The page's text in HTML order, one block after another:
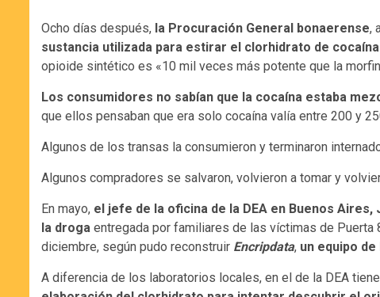
Ocho días después, la Procuración General bonaerense,
sustancia utilizada para estirar el clorhidrato de
opioide sintético es «10 mil veces más potente que la
Los consumidores no sabían que la cocaína estaba
que ellos pensaban que era solo cocaína valía entre 200 y
Algunos de los transas la consumieron y terminaron
Algunos compradores se salvaron, volvieron a tomar y
En mayo, el jefe de la oficina de la DEA en Buenos
la droga entregada por familiares de las víctimas de Puerta
diciembre, según pudo reconstruir Encripdata, un equipo
A diferencia de los laboratorios locales, en el de la DEA